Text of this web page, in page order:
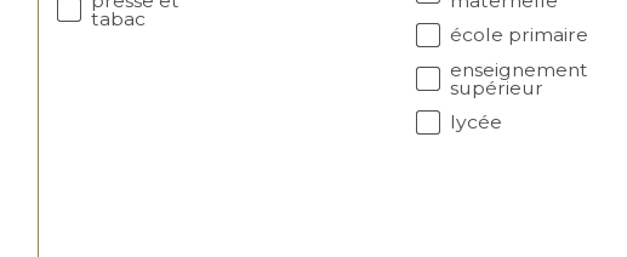
tabac
école primaire
enseignement
supérieur
lycée